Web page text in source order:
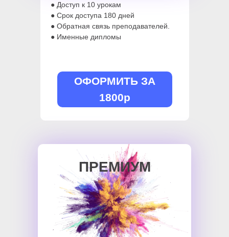
● Доступ к 10 урокам
● Срок доступа 180 дней
● Обратная связь преподавателей.
● Именные дипломы
ОФОРМИТЬ ЗА
1800р
ПРЕМИУМ